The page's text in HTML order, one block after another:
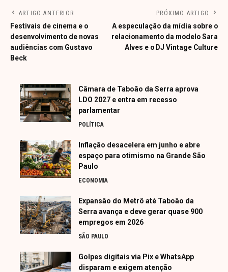
ARTIGO ANTERIOR
Festivais de cinema e o
desenvolvimento de novas
audiências com Gustavo
Beck
PRÓXIMO ARTIGO
A especulação da mídia sobre o
relacionamento da modelo Sara
Alves e o DJ Vintage Culture
Câmara de Taboão da Serra aprova
LDO 2027 e entra em recesso
parlamentar
POLÍTICA
Inflação desacelera em junho e abre
espaço para otimismo na Grande São
Paulo
ECONOMIA
Expansão do Metrô até Taboão da
Serra avança e deve gerar quase 900
empregos em 2026
SÃO PAULO
Golpes digitais via Pix e WhatsApp
disparam e exigem atenção